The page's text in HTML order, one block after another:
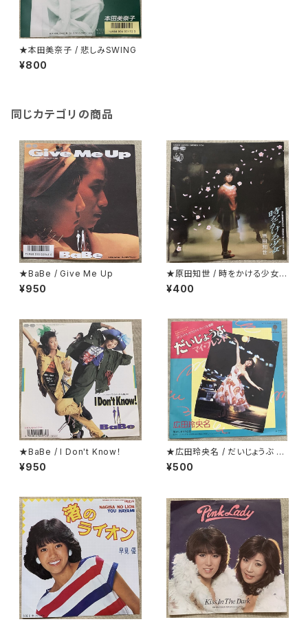
★本田美奈子 / 悲しみSWING
¥800
同じカテゴリの商品
★BaBe / Give Me Up
¥950
★原田知世 / 時をかける少女
見開くとカラー・ピンナップにな
っているジャケ
¥400
★BaBe / I Don't Know！
¥950
★広田玲央名 / だいじょうぶ マ
イ・フレンド
¥500